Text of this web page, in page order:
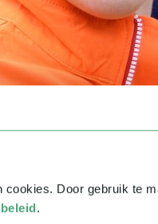
Door gebruik te
.